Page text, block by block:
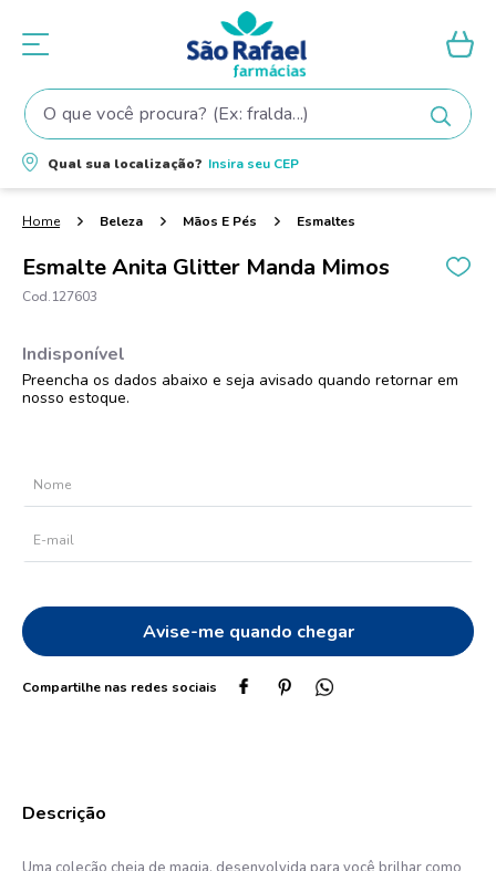
O que você procura? (Ex: fralda...)
Qual sua localização? Insira seu CEP
Beleza Mãos E Pés Esmaltes
Esmalte Anita Glitter Manda Mimos
127603
Termos mais buscados
1º fralda
shampoo
4º lenço umedecido
6º elseve
7º fralda pampers
9º